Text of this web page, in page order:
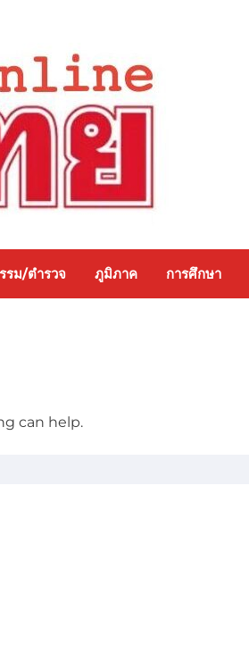
รม/ตำรวจ ภูมิภาค การศึกษา
can help.